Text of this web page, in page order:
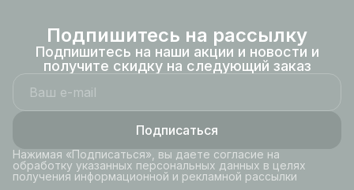
Подпишитесь на рассылку
Подпишитесь на наши акции и новости и
получите скидку на следующий заказ
Подписаться
Нажимая «Подписаться», вы даете согласие на
обработку указанных персональных данных в целях
получения информационной и рекламной рассылки